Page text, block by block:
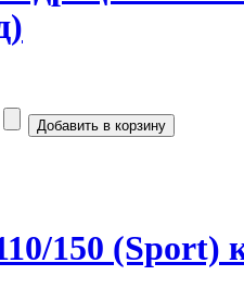
150 (Sport)